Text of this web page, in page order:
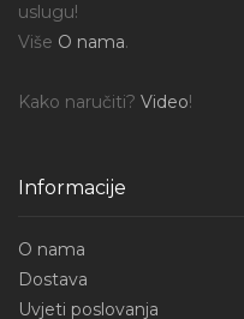
uslugu!
Više O nama.
Kako naručiti? Video!
Informacije
O nama
Dostava
Uvjeti poslovanja